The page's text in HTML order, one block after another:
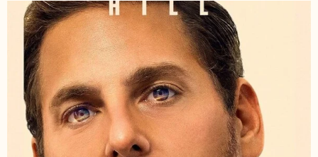
Streep, Jonah Hill et
Kid C à la première du
film "Don't Look Up" à
New York, le 5
décembre 2021.
DiCaprio, Meryl Streep,
Jonah Hill, Kid Cudi,
Himesh Patel, Adam
McKay, Ron Perlman et
Kevin J. Messick - Les
célébrités arrivent à la
première de "Don't
Look Up" (Netflix) à
New York, le 5
décembre 2021.